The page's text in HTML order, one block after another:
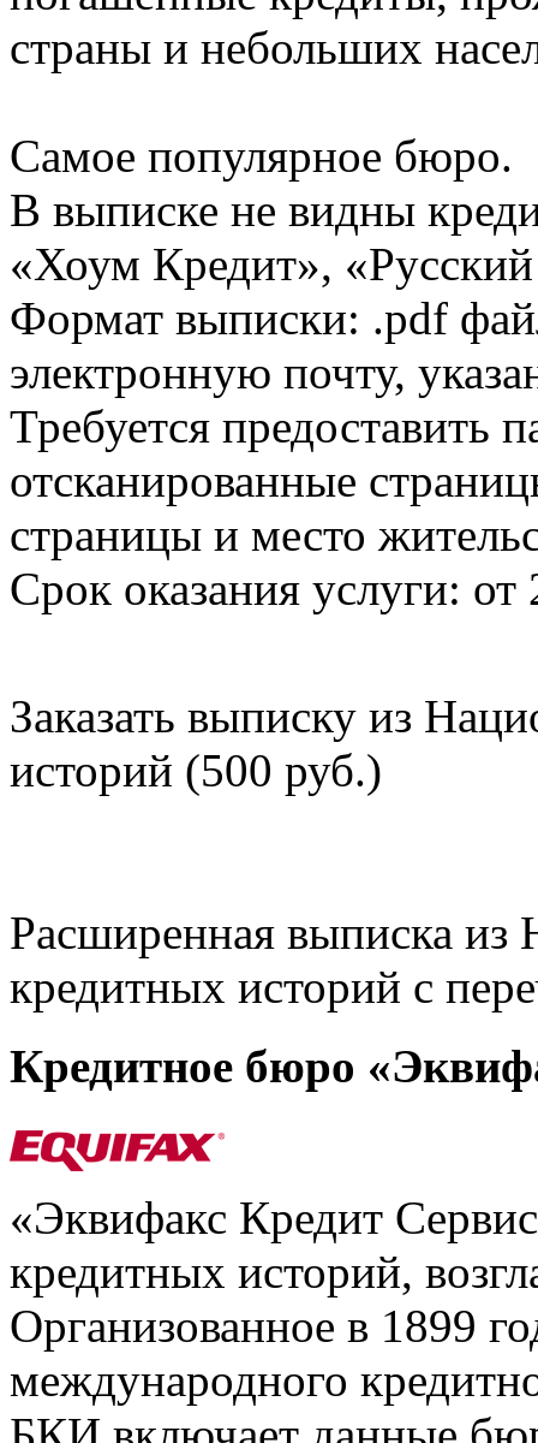
страны и небольших
Самое популярное бюро.
В выписке не видны
«Хоум Кредит»,
Формат выписки: .pdf
электронную почту,
Требуется предоставить
отсканированные
страницы и место
Срок оказания услуги: от
Заказать выписку из
историй (500 руб.)
Расширенная выписка из
кредитных историй с
Кредитное бюро
«Эквифакс Кредит
кредитных историй,
Организованное в 1899
международного